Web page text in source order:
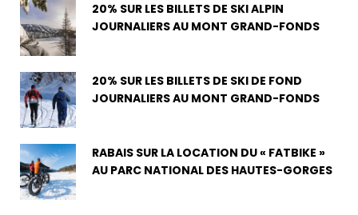
20% SUR LES BILLETS DE SKI ALPIN
JOURNALIERS AU MONT GRAND-FONDS
20% SUR LES BILLETS DE SKI DE FOND
JOURNALIERS AU MONT GRAND-FONDS
RABAIS SUR LA LOCATION DU « FATBIKE »
AU PARC NATIONAL DES HAUTES-GORGES